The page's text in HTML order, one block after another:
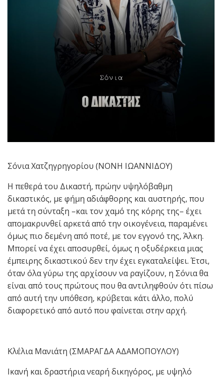
Σόνια Χατζηγρηγορίου (ΝΟΝΗ ΙΩΑΝΝΙΔΟΥ)
Η πεθερά του Δικαστή, πρώην υψηλόβαθμη
δικαστικός, με φήμη αδιάφθορης και αυστηρής, που
μετά τη σύνταξη –και τον χαμό της κόρης της– έχει
απομακρυνθεί αρκετά από την οικογένεια, παραμένει
όμως πιο δεμένη από ποτέ, με τον εγγονό της, Άλκη.
Μπορεί να έχει αποσυρθεί, όμως η οξυδέρκεια μιας
έμπειρης δικαστικού δεν την έχει εγκαταλείψει. Έτσι,
όταν όλα γύρω της αρχίσουν να ραγίζουν, η Σόνια θα
είναι από τους πρώτους που θα αντιληφθούν ότι πίσω
από αυτή την υπόθεση, κρύβεται κάτι άλλο, πολύ
διαφορετικό από αυτό που φαίνεται στην αρχή.
Κλέλια Μανιάτη (ΣΜΑΡΑΓΔΑ ΑΔΑΜΟΠΟΥΛΟΥ)
Ικανή και δραστήρια νεαρή δικηγόρος, με υψηλό